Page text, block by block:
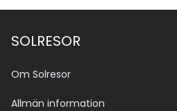
SOLRESOR
Om Solresor
Allmän information